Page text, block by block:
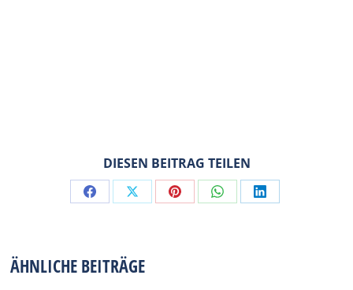
DIESEN BEITRAG TEILEN
Share Share Share Share Share
ÄHNLICHE BEITRÄGE